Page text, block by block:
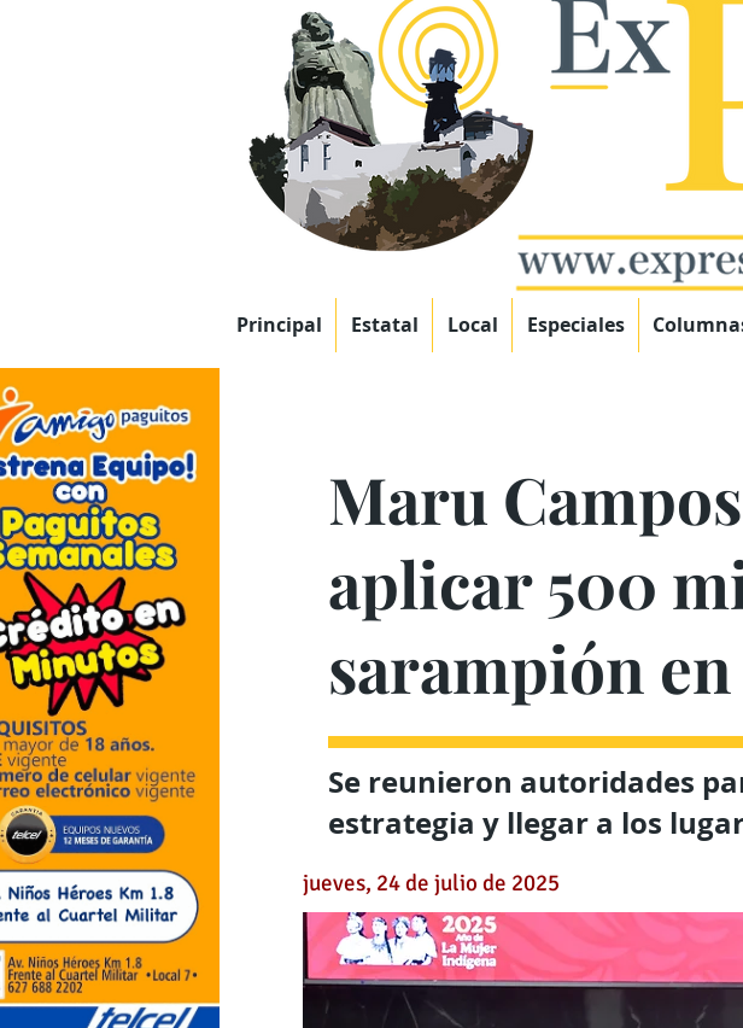
Principal Estatal Local Especiales
Maru
aplicar 500
sarampión
Se reunieron autoridades
estrategia y llegar a los
jueves, 24 de julio de 2025